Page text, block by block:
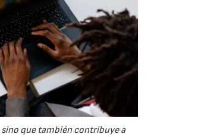
que también contribuye a